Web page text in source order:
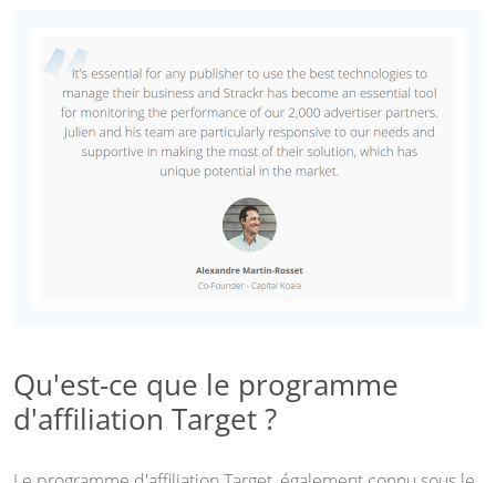
Qu'est-ce que le programme
d'affiliation Target ?